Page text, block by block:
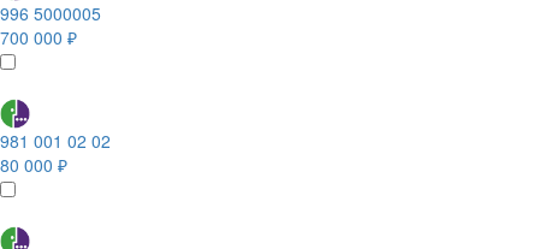
996 5000005
700 000 ₽
981 001 02 02
80 000 ₽